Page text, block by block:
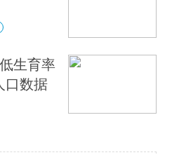
生育率
口数据